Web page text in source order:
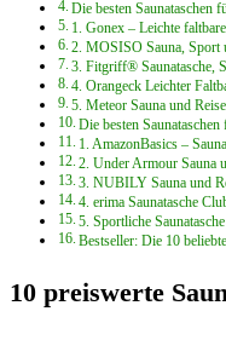
Die besten Saunataschen
1. Gonex – Leichte
2. MOSISO Sauna, Sport
3. Fitgriff® Saunatasche,
4. Orangeck Leichter
5. Meteor Sauna und
Die besten
1. AmazonBasics –
2. Under Armour Sauna
3. NUBILY Sauna und
4. erima Saunatasche
5. Sportliche
Bestseller: Die 10
10 preiswerte